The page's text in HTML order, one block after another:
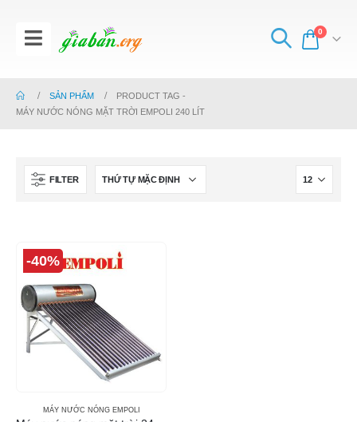
0
SẢN PHẨM
PRODUCT TAG -
MÁY NƯỚC NÓNG MẶT TRỜI EMPOLI 240 LÍT
FILTER
-40%
MÁY NƯỚC NÓNG EMPOLI